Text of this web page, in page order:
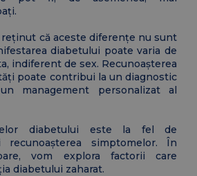
că aceste diferențe nu sunt
diabetului poate varia de
indiferent de sex. Recunoașterea
poate contribui la un diagnostic
management personalizat al
diabetului este la fel de
simptomelor. În
vom explora factorii care
diabetului zaharat.